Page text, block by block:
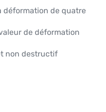
déformation de quatre
de déformation
non destructif